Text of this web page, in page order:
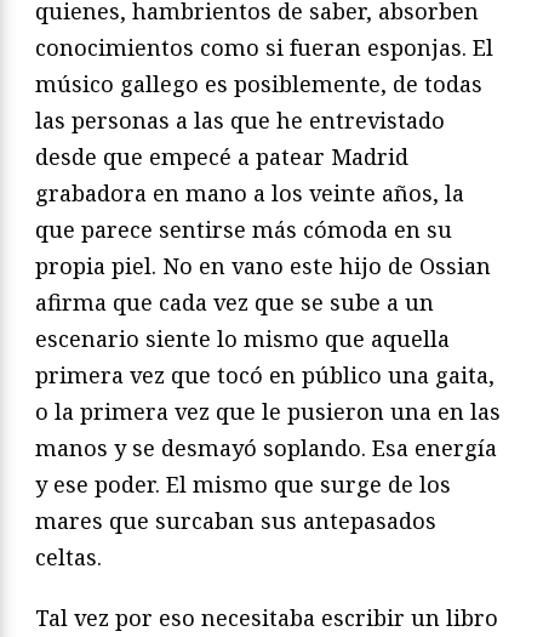
quienes, hambrientos de saber, absorben
conocimientos como si fueran esponjas. El
músico gallego es posiblemente, de todas
las personas a las que he entrevistado
desde que empecé a patear Madrid
grabadora en mano a los veinte años, la
que parece sentirse más cómoda en su
propia piel. No en vano este hijo de Ossian
afirma que cada vez que se sube a un
escenario siente lo mismo que aquella
primera vez que tocó en público una gaita,
o la primera vez que le pusieron una en las
manos y se desmayó soplando. Esa energía
y ese poder. El mismo que surge de los
mares que surcaban sus antepasados
celtas.
Tal vez por eso necesitaba escribir un libro